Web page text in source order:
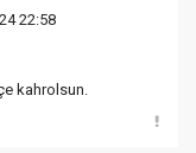
22:58
kahrolsun.